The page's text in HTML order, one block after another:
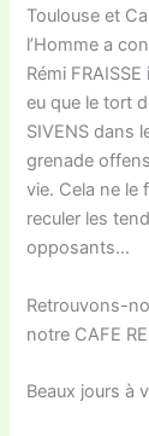
Toulouse et
l’Homme a
Rémi
eu que le tort
SIVENS dans
grenade
vie. Cela ne le
reculer les
opposants…
Retrouvons-
notre CAFE
Beaux jours à